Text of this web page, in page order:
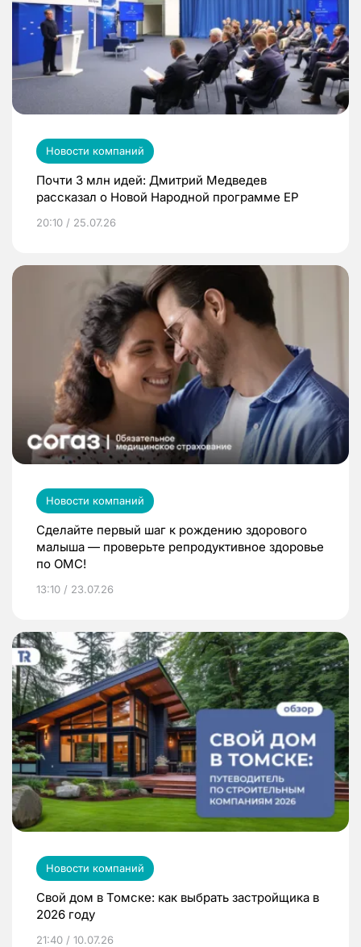
Новости компаний
Почти 3 млн идей: Дмитрий Медведев
рассказал о Новой Народной программе ЕР
20:10 / 25.07.26
Новости компаний
Сделайте первый шаг к рождению здорового
малыша — проверьте репродуктивное здоровье
по ОМС!
13:10 / 23.07.26
Новости компаний
Свой дом в Томске: как выбрать застройщика в
2026 году
21:40 / 10.07.26